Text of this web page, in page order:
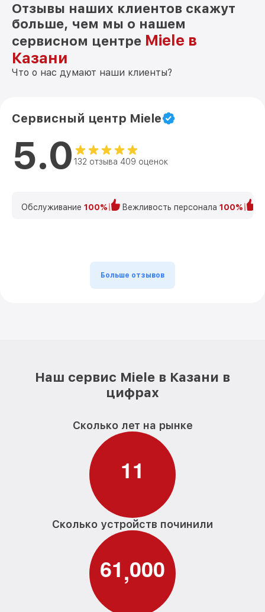
Отзывы наших клиентов скажут
больше, чем мы о нашем
сервисном центре Miele в
Казани
Что о нас думают наши клиенты?
Сервисный центр Miele
5.0 132 отзыва 409 оценок
Обслуживание 100% Вежливость персонала 100%
Больше отзывов
Наш сервис Miele в Казани в
цифрах
Сколько лет на рынке
11
Сколько устройств починили
61,000